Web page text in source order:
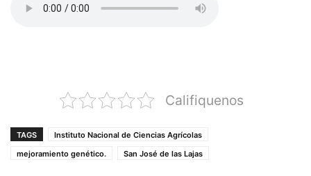
Califiquenos
TAGS
Instituto Nacional de Ciencias Agrícolas
mejoramiento genético.
San José de las Lajas